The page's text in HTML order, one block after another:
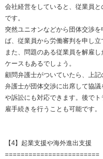
会社経営をしていると、従業員
です。
突然ユニオンなどから団体交渉
ば、従業員から労働審判を申し立
また、問題のある従業員を解雇
ケースもあるでしょう。
顧問弁護士がついていたら、上記
弁護士が団体交渉に出席して協
や訴訟にも対応できます。後で
雇手続きを行うことも可能です。
【4】起業支援や海外進出支援
========================